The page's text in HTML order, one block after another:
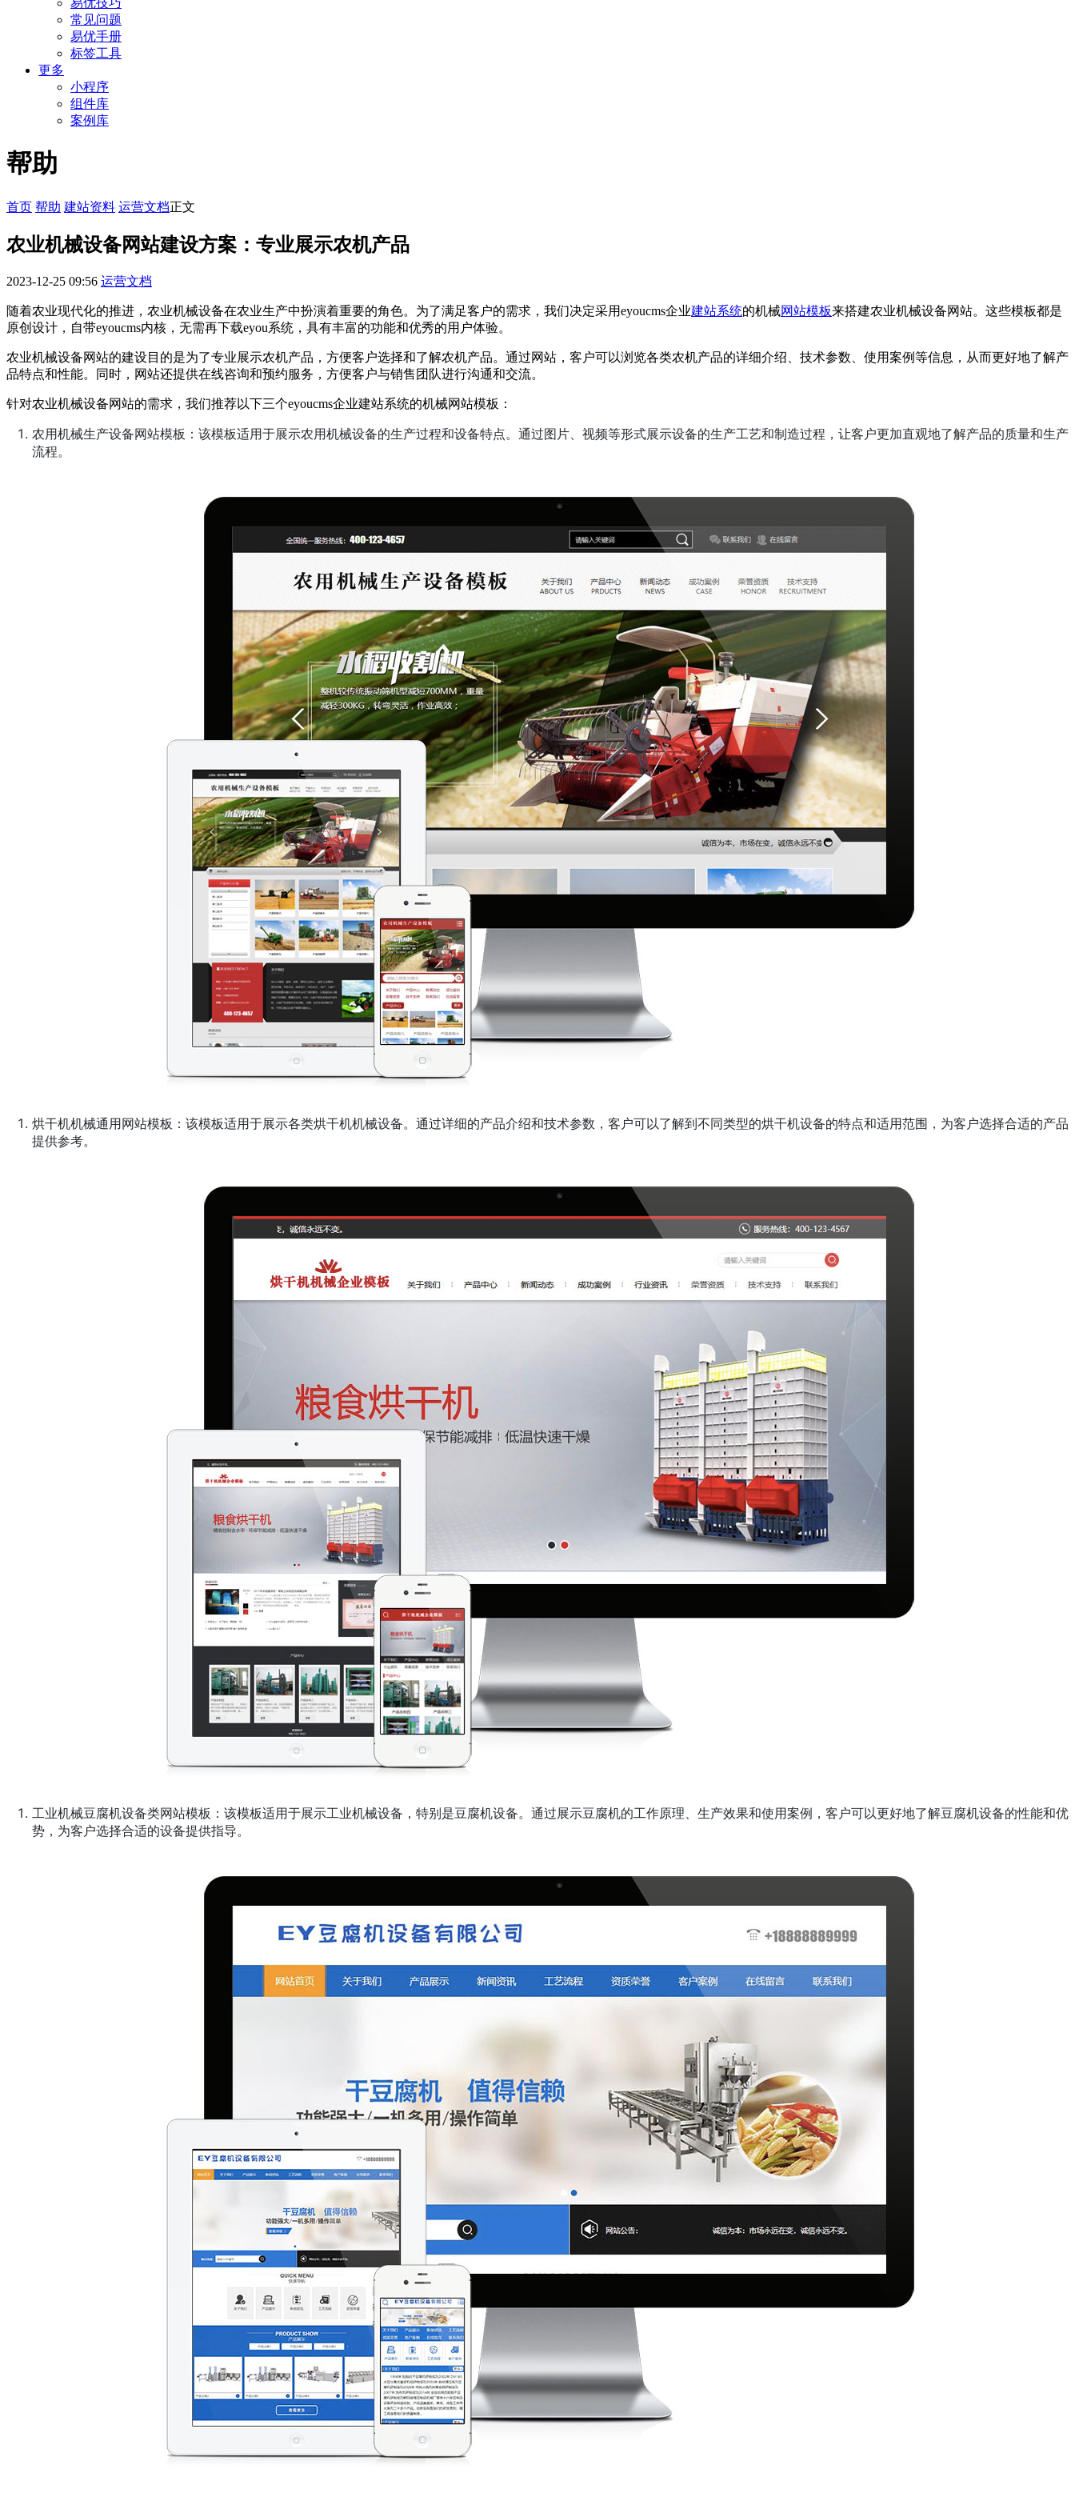
易优技巧
常见问题
易优手册
标签工具
更多
小程序
组件库
案例库
帮助
首页 帮助 建站资料 运营文档正文
农业机械设备网站建设方案：专业展示农机产品
2023-12-25 09:56 运营文档
随着农业现代化的推进，农业机械设备在农业生产中扮演着重要的角色。为了满足客户的需求，我们决定采用eyoucms企业建站系统的机械网站模板来搭建农业机械设备网站。这些模板都是
原创设计，自带eyoucms内核，无需再下载eyou系统，具有丰富的功能和优秀的用户体验。
农业机械设备网站的建设目的是为了专业展示农机产品，方便客户选择和了解农机产品。通过网站，客户可以浏览各类农机产品的详细介绍、技术参数、使用案例等信息，从而更好地了解产
品特点和性能。同时，网站还提供在线咨询和预约服务，方便客户与销售团队进行沟通和交流。
针对农业机械设备网站的需求，我们推荐以下三个eyoucms企业建站系统的机械网站模板：
农用机械生产设备网站模板：该模板适用于展示农用机械设备的生产过程和设备特点。通过图片、视频等形式展示设备的生产工艺和制造过程，让客户更加直观地了解产品的质量和生产
流程。
烘干机机械通用网站模板：该模板适用于展示各类烘干机机械设备。通过详细的产品介绍和技术参数，客户可以了解到不同类型的烘干机设备的特点和适用范围，为客户选择合适的产品
提供参考。
工业机械豆腐机设备类网站模板：该模板适用于展示工业机械设备，特别是豆腐机设备。通过展示豆腐机的工作原理、生产效果和使用案例，客户可以更好地了解豆腐机设备的性能和优
势，为客户选择合适的设备提供指导。